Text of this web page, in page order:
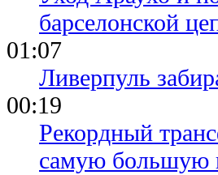
барселонской
01:07
Ливерпуль
00:19
Рекордный
самую большую